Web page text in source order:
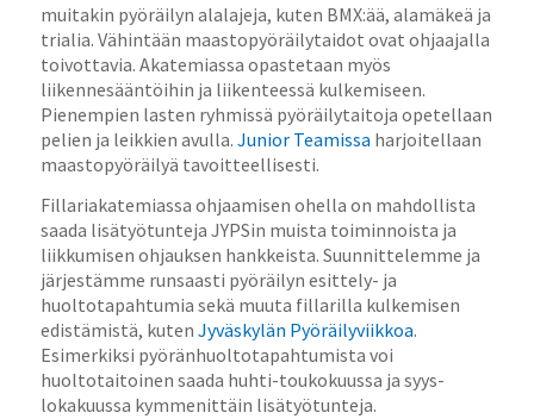
muitakin pyöräilyn alalajeja, kuten BMX:ää, alamäkeä ja
trialia. Vähintään maastopyöräilytaidot ovat ohjaajalla
toivottavia. Akatemiassa opastetaan myös
liikennesääntöihin ja liikenteessä kulkemiseen.
Pienempien lasten ryhmissä pyöräilytaitoja opetellaan
pelien ja leikkien avulla. Junior Teamissa harjoitellaan
maastopyöräilyä tavoitteellisesti.
Fillariakatemiassa ohjaamisen ohella on mahdollista
saada lisätyötunteja JYPSin muista toiminnoista ja
liikkumisen ohjauksen hankkeista. Suunnittelemme ja
järjestämme runsaasti pyöräilyn esittely- ja
huoltotapahtumia sekä muuta fillarilla kulkemisen
edistämistä, kuten Jyväskylän Pyöräilyviikkoa.
Esimerkiksi pyöränhuoltotapahtumista voi
huoltotaitoinen saada huhti-toukokuussa ja syys-
lokakuussa kymmenittäin lisätyötunteja.